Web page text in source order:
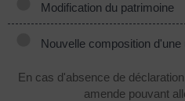
Modification du patrimoine
Nouvelle composition d'une
En cas d'absence de
amende pouvant